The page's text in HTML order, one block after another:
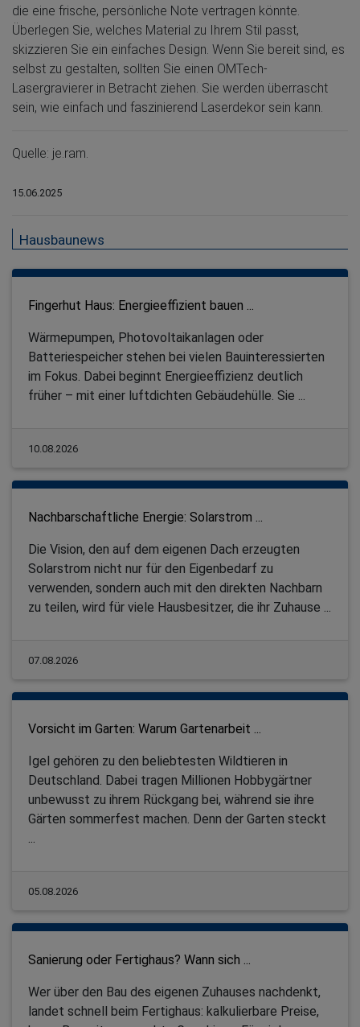
die eine frische, persönliche Note vertragen könnte.
Überlegen Sie, welches Material zu Ihrem Stil passt,
skizzieren Sie ein einfaches Design. Wenn Sie bereit sind, es
selbst zu gestalten, sollten Sie einen OMTech-
Lasergravierer in Betracht ziehen. Sie werden überrascht
sein, wie einfach und faszinierend Laserdekor sein kann.
Quelle: je.ram.
15.06.2025
Hausbaunews
Fingerhut Haus: Energieeffizient bauen ...
Wärmepumpen, Photovoltaikanlagen oder
Batteriespeicher stehen bei vielen Bauinteressierten
im Fokus. Dabei beginnt Energieeffizienz deutlich
früher – mit einer luftdichten Gebäudehülle. Sie ...
10.08.2026
Nachbarschaftliche Energie: Solarstrom ...
Die Vision, den auf dem eigenen Dach erzeugten
Solarstrom nicht nur für den Eigenbedarf zu
verwenden, sondern auch mit den direkten Nachbarn
zu teilen, wird für viele Hausbesitzer, die ihr Zuhause ...
07.08.2026
Vorsicht im Garten: Warum Gartenarbeit ...
Igel gehören zu den beliebtesten Wildtieren in
Deutschland. Dabei tragen Millionen Hobbygärtner
unbewusst zu ihrem Rückgang bei, während sie ihre
Gärten sommerfest machen. Denn der Garten steckt
05.08.2026
Sanierung oder Fertighaus? Wann sich ...
Wer über den Bau des eigenen Zuhauses nachdenkt,
landet schnell beim Fertighaus: kalkulierbare Preise,